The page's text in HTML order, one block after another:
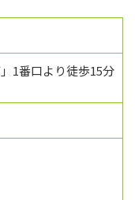
1番口より徒歩15分